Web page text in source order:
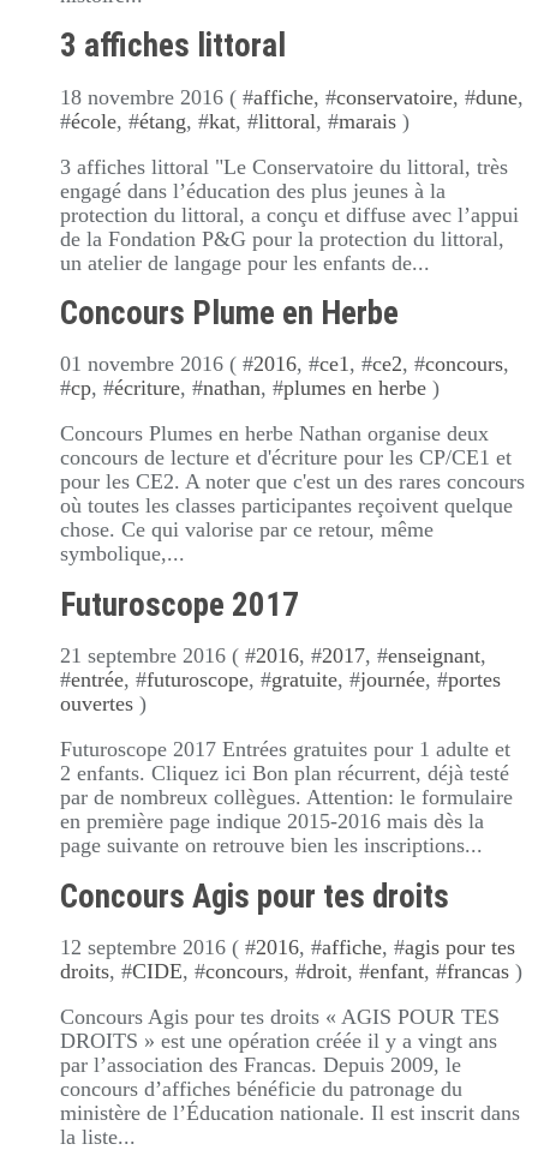
3 affiches littoral
18 novembre 2016 ( #affiche, #conservatoire, #dune,
#école, #étang, #kat, #littoral, #marais )
3 affiches littoral "Le Conservatoire du littoral, très
engagé dans l’éducation des plus jeunes à la
protection du littoral, a conçu et diffuse avec l’appui
de la Fondation P&G pour la protection du littoral,
un atelier de langage pour les enfants de...
Concours Plume en Herbe
01 novembre 2016 ( #2016, #ce1, #ce2, #concours,
#cp, #écriture, #nathan, #plumes en herbe )
Concours Plumes en herbe Nathan organise deux
concours de lecture et d'écriture pour les CP/CE1 et
pour les CE2. A noter que c'est un des rares concours
où toutes les classes participantes reçoivent quelque
chose. Ce qui valorise par ce retour, même
symbolique,...
Futuroscope 2017
21 septembre 2016 ( #2016, #2017, #enseignant,
#entrée, #futuroscope, #gratuite, #journée, #portes
ouvertes )
Futuroscope 2017 Entrées gratuites pour 1 adulte et
2 enfants. Cliquez ici Bon plan récurrent, déjà testé
par de nombreux collègues. Attention: le formulaire
en première page indique 2015-2016 mais dès la
page suivante on retrouve bien les inscriptions...
Concours Agis pour tes droits
12 septembre 2016 ( #2016, #affiche, #agis pour tes
droits, #CIDE, #concours, #droit, #enfant, #francas )
Concours Agis pour tes droits « AGIS POUR TES
DROITS » est une opération créée il y a vingt ans
par l’association des Francas. Depuis 2009, le
concours d’affiches bénéficie du patronage du
ministère de l’Éducation nationale. Il est inscrit dans
la liste...